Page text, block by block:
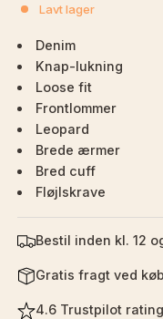
Lavt lager
Denim
Knap-lukning
Loose fit
Frontlommer
Leopard
Brede ærmer
Bred cuff
Fløjlskrave
Bestil inden kl. 12
Gratis fragt ved
4.6 Trustpilot rating